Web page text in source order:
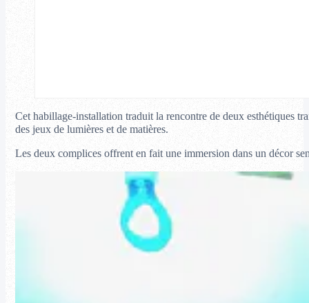
Cet habillage-installation traduit la rencontre de deux esthétiques
des jeux de lumières et de matières.
Les deux complices offrent en fait une immersion dans un décor